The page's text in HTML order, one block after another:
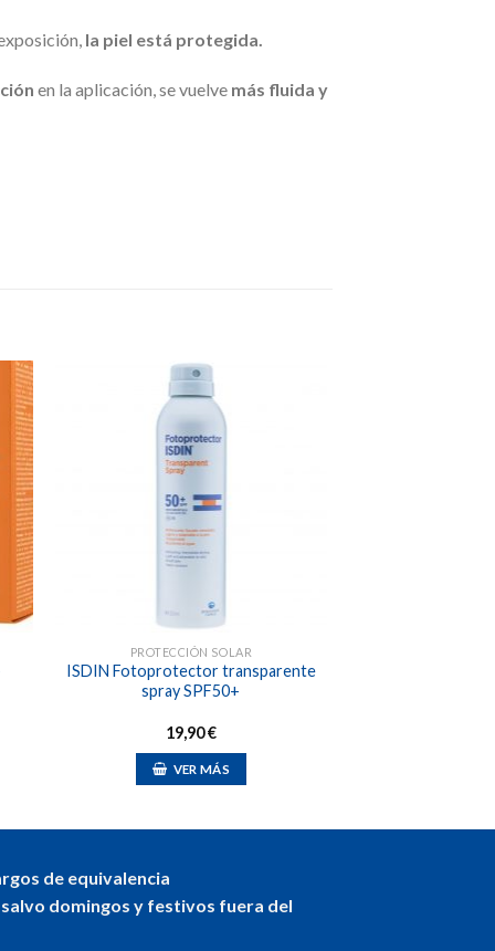
la piel está protegida.
en la aplicación, se vuelve más fluida y
PROTECCIÓN SOLAR
ISDIN Fotoprotector transparente
spray SPF50+
19,90€
VER MÁS
de equivalencia
domingos y festivos fuera del